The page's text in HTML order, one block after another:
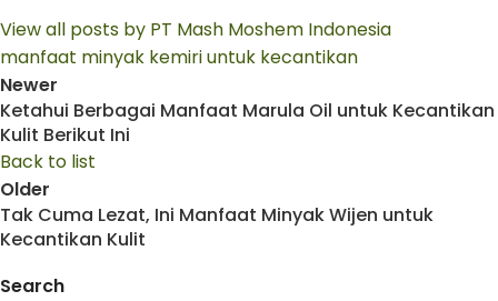
View all posts by PT Mash Moshem Indonesia
manfaat minyak kemiri untuk kecantikan
Newer
Ketahui Berbagai Manfaat Marula Oil untuk Kecantikan
Kulit Berikut Ini
Back to list
Older
Tak Cuma Lezat, Ini Manfaat Minyak Wijen untuk
Kecantikan Kulit
Search